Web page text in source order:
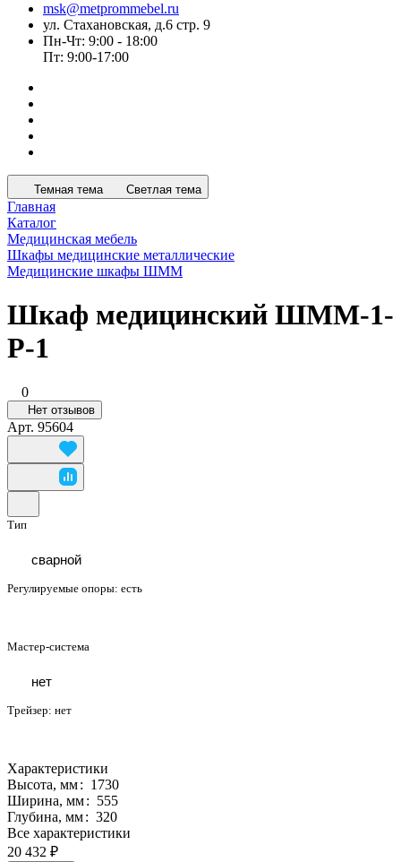
msk@metprommebel.ru
ул. Стахановская, д.6 стр. 9
Пн-Чт: 9:00 - 18:00
Пт: 9:00-17:00
Темная тема Светлая тема
Главная
Каталог
Медицинская мебель
Шкафы медицинские металлические
Медицинские шкафы ШММ
Шкаф медицинский ШММ-1-
Р-1
0
Нет отзывов
Арт. 95604
Тип
сварной
Регулируемые опоры: есть
Мастер-система
нет
Трейзер: нет
Характеристики
Высота, мм: 1730
Ширина, мм: 555
Глубина, мм: 320
Все характеристики
20 432 ₽